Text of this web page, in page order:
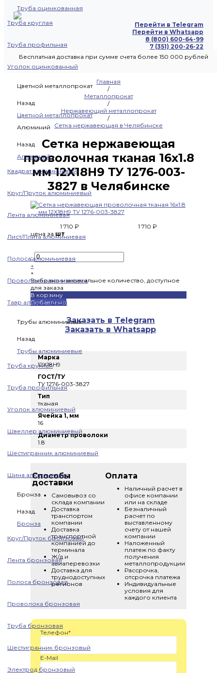
Перейти в Telegram
Перейти в Whatsapp
8 (800) 600-64-99
7 (351) 200-26-22
Труба оцинкованная
Труба круглая
Труба профильная
Уголок оцинкованный
Цветной металлопрокат
Назад
Цветной металлопрокат
Алюминий
Назад
Алюминий
Квадрат алюминиевый
Круг/Пруток алюминиевый
Лента алюминиевая
Лист/Плита алюминиевая
Полоса алюминиевая
Проволока алюминиевая
Тавр алюминиевый
Трубы алюминиевые
Назад
Трубы алюминиевые
Труба круглая
Труба профильная
Уголок алюминиевый
Швеллер алюминиевый
Шестигранник алюминиевый
Шина алюминиевая
Бронза
Назад
Бронза
Круг/Пруток бронзовый
Лента бронзовая
Полоса бронзовая
Проволока бронзовая
Труба бронзовая
Шестигранник бронзовый
Электрод бронзовый
Бесплатная доставка при сумме счета более 150 000 рублей
Главная
/
Металлопрокат
/
Нержавеющий металлопрокат
/
Сетка нержавеющая в Челябинске
Сетка нержавеющая
проволочная тканая 16х1.8
мм 12Х18Н9 ТУ 1276-003-
3827 в Челябинске
1 710 ₽
1 710 ₽
цена за шт
-
+
×
Выбрано максимальное количество, доступное
для заказа
В корзину
Добавлено
Заказать в Telegram
Заказать в Whatsapp
Марка
12Х18Н9
ГОСТ/ТУ
ТУ 1276-003-3827
Тип
тканая
Ячейка 1, мм
16
Диаметр проволоки
1.8
Способы
доставки
Самовывоз со
склада компании
Доставка
транспортом
компании
Доставка
транспортной
компанией до
терминала
Ж/д и
авиаперевозки
Доставка для
труднодоступных
регионов
Оплата
Наличный расчет в
офисе компании
или на складе
Безналичный
расчет по
выставленному
счету от нашей
компании
Наложенный
платеж по факту
получения
металлопродукции
Рассрочка,
отсрочка платежа
Индивидуальные
условия для
каждого клиента
Телефон*
E-Mail